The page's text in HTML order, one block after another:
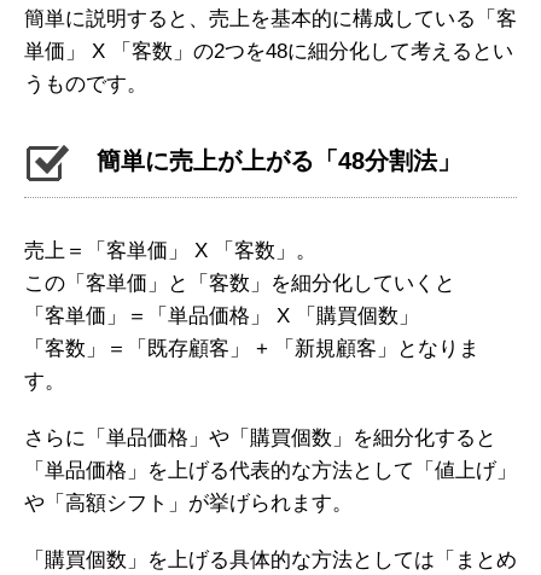
簡単に説明すると、売上を基本的に構成している「客
単価」 X 「客数」の2つを48に細分化して考えるとい
うものです。
簡単に売上が上がる「48分割法」
売上＝「客単価」 X 「客数」。
この「客単価」と「客数」を細分化していくと
「客単価」＝「単品価格」 X 「購買個数」
「客数」＝「既存顧客」 + 「新規顧客」となりま
す。
さらに「単品価格」や「購買個数」を細分化すると
「単品価格」を上げる代表的な方法として「値上げ」
や「高額シフト」が挙げられます。
「購買個数」を上げる具体的な方法としては「まとめ